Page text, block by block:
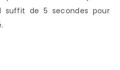
suffit de 5 secondes pour